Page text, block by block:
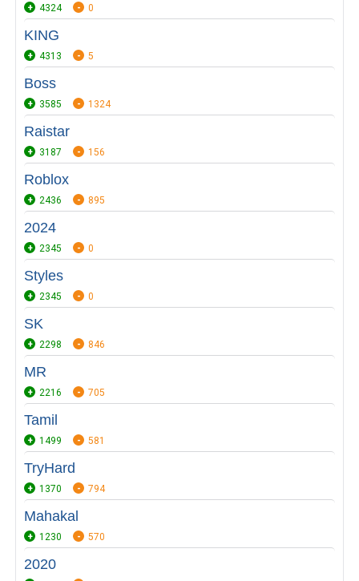
4324 0
KING
4313 5
Boss
3585 1324
Raistar
3187 156
Roblox
2436 895
2024
2345 0
Styles
2345 0
SK
2298 846
MR
2216 705
Tamil
1499 581
TryHard
1370 794
Mahakal
1230 570
2020